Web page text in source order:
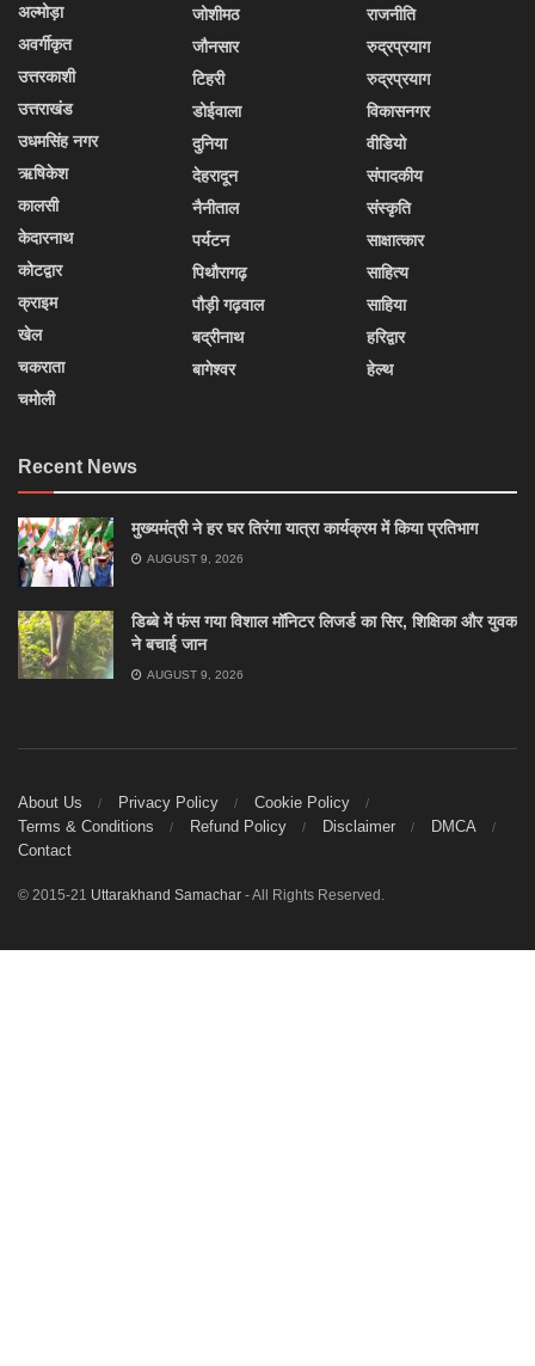
अल्मोड़ा
अवर्गीकृत
उत्तरकाशी
उत्तराखंड
उधमसिंह नगर
ऋषिकेश
कालसी
केदारनाथ
कोटद्वार
क्राइम
खेल
चकराता
चमोली
जोशीमठ
जौनसार
टिहरी
डोईवाला
दुनिया
देहरादून
नैनीताल
पर्यटन
पिथौरागढ़
पौड़ी गढ़वाल
बद्रीनाथ
बागेश्वर
राजनीति
रुद्रप्रयाग
रुद्रप्रयाग
विकासनगर
वीडियो
संपादकीय
संस्कृति
साक्षात्कार
साहित्य
साहिया
हरिद्वार
हेल्थ
Recent News
मुख्यमंत्री ने हर घर तिरंगा यात्रा कार्यक्रम में किया प्रतिभाग
AUGUST 9, 2026
डिब्बे में फंस गया विशाल मॉनिटर लिजर्ड का सिर, शिक्षिका और युवक
ने बचाई जान
AUGUST 9, 2026
About Us Privacy Policy
Cookie Policy
Terms & Conditions
Refund Policy Disclaimer
DMCA
Contact
© 2015-21 Uttarakhand Samachar - All Rights Reserved.